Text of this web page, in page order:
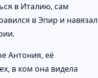
в Италию, сам
в Эпир и навязал
Антония, её
в ком она видела